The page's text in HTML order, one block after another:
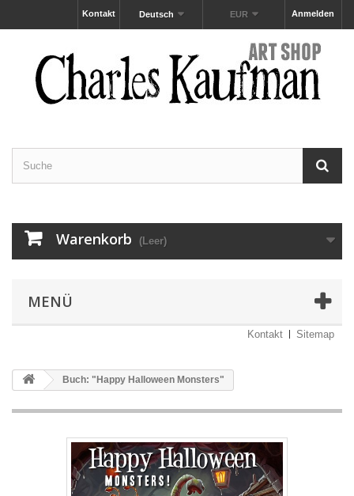
Anmelden
EUR
Deutsch
Kontakt
Warenkorb (Leer)
MENÜ
Kontakt Sitemap
Buch: "Happy Halloween Monsters"